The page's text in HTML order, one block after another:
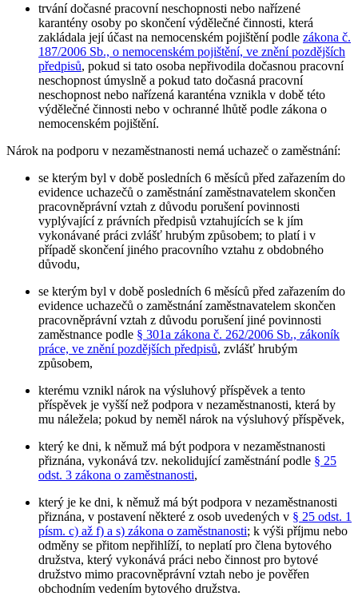
trvání dočasné pracovní neschopnosti nebo nařízené
karantény osoby po skončení výdělečné činnosti, která
zakládala její účast na nemocenském pojištění podle zákona č.
187/2006 Sb., o nemocenském pojištění, ve znění pozdějších
předpisů, pokud si tato osoba nepřivodila dočasnou pracovní
neschopnost úmyslně a pokud tato dočasná pracovní
neschopnost nebo nařízená karanténa vznikla v době této
výdělečné činnosti nebo v ochranné lhůtě podle zákona o
nemocenském pojištění.
Nárok na podporu v nezaměstnanosti nemá uchazeč o zaměstnání:
se kterým byl v době posledních 6 měsíců před zařazením do
evidence uchazečů o zaměstnání zaměstnavatelem skončen
pracovněprávní vztah z důvodu porušení povinnosti
vyplývající z právních předpisů vztahujících se k jím
vykonávané práci zvlášť hrubým způsobem; to platí i v
případě skončení jiného pracovního vztahu z obdobného
důvodu,
se kterým byl v době posledních 6 měsíců před zařazením do
evidence uchazečů o zaměstnání zaměstnavatelem skončen
pracovněprávní vztah z důvodu porušení jiné povinnosti
zaměstnance podle § 301a zákona č. 262/2006 Sb., zákoník
práce, ve znění pozdějších předpisů, zvlášť hrubým
způsobem,
kterému vznikl nárok na výsluhový příspěvek a tento
příspěvek je vyšší než podpora v nezaměstnanosti, která by
mu náležela; pokud by neměl nárok na výsluhový příspěvek,
který ke dni, k němuž má být podpora v nezaměstnanosti
přiznána, vykonává tzv. nekolidující zaměstnání podle § 25
odst. 3 zákona o zaměstnanosti,
který je ke dni, k němuž má být podpora v nezaměstnanosti
přiznána, v postavení některé z osob uvedených v § 25 odst. 1
písm. c) až f) a s) zákona o zaměstnanosti; k výši příjmu nebo
odměny se přitom nepřihlíží, to neplatí pro člena bytového
družstva, který vykonává práci nebo činnost pro bytové
družstvo mimo pracovněprávní vztah nebo je pověřen
obchodním vedením bytového družstva.